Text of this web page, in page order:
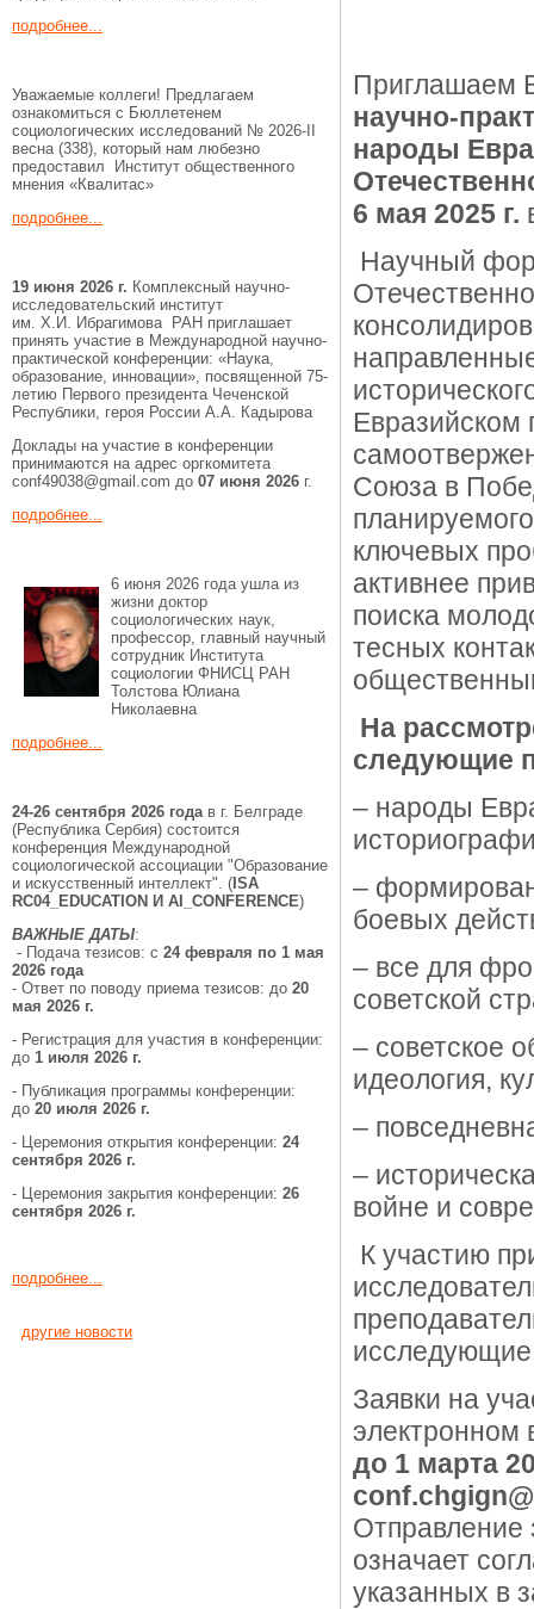
подробнее...
Уважаемые коллеги! Предлагаем
ознакомиться с Бюллетенем
социологических исследований № 2026-II
весна (338), который нам любезно
предоставил Институт общественного
мнения «Квалитас»
подробнее...
19 июня 2026 г. Комплексный научно-
исследовательский институт
им. Х.И. Ибрагимова РАН приглашает
принять участие в Международной научно-
практической конференции: «Наука,
образование, инновации», посвященной 75-
летию Первого президента Чеченской
Республики, героя России А.А. Кадырова
Доклады на участие в конференции
принимаются на адрес оргкомитета
conf49038@gmail.com до 07 июня 2026 г.
подробнее...
6 июня 2026 года ушла из
жизни доктор
социологических наук,
профессор, главный научный
сотрудник Института
социологии ФНИСЦ РАН
Толстова Юлиана
Николаевна
подробнее...
24-26 сентября 2026 года в г. Белграде
(Республика Сербия) состоится
конференция Международной
социологической ассоциации "Образование
и искусственный интеллект". ( ISA
RC04_EDUCATION И AI_CONFERENCE)
ВАЖНЫЕ ДАТЫ:
- Подача тезисов: с 24 февраля по 1 мая
2026 года
- Ответ по поводу приема тезисов: до 20
мая 2026 г.
- Регистрация для участия в конференции:
до 1 июля 2026 г.
- Публикация программы конференции:
до 20 июля 2026 г.
- Церемония открытия конференции: 24
сентября 2026 г.
- Церемония закрытия конференции: 26
сентября 2026 г.
подробнее...
другие новости
Приглашаем
научно-
народы
6 мая 2025 г.
Научный
Евразийском
Союза в
ключевых
активнее
поиска
тесных
На
следующие
– народы
–
боевых
– все для
советской
– советское
идеология,
–
–
войне и
К участию
Заявки на
электронном
до 1 марта
conf.chgign@
Отправление
означает
указанных в